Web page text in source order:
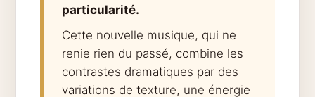
particularité.
Cette nouvelle musique, qui ne
renie rien du passé, combine les
contrastes dramatiques par des
variations de texture, une énergie